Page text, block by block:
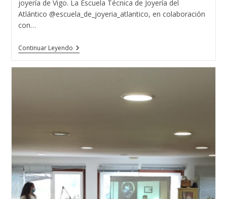
joyería de Vigo. La Escuela Técnica de Joyería del
Atlántico @escuela_de_joyeria_atlantico, en colaboración
con…
Continuar LeyendoBECAS
ERASMUS